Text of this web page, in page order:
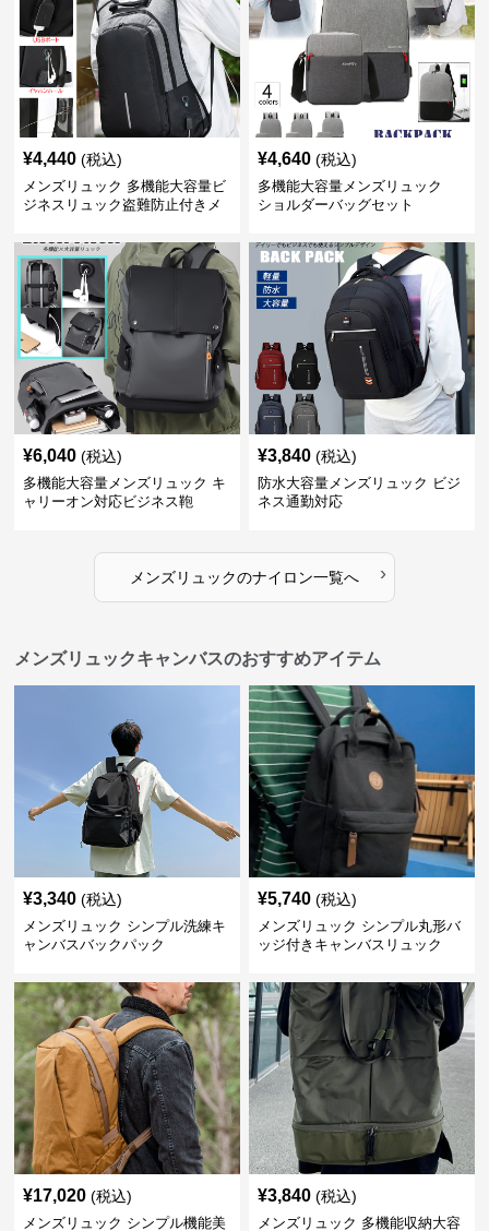
¥4,440 (税込)
メンズリュック 多機能大容量ビ
ジネスリュック盗難防止付きメ
¥4,640 (税込)
多機能大容量メンズリュック
ショルダーバッグセット
¥6,040 (税込)
多機能大容量メンズリュック キ
ャリーオン対応ビジネス鞄
¥3,840 (税込)
防水大容量メンズリュック ビジ
ネス通勤対応
メンズリュックのナイロン一覧へ ›
メンズリュックキャンバスのおすすめアイテム
¥3,340 (税込)
メンズリュック シンプル洗練キ
ャンバスバックパック
¥5,740 (税込)
メンズリュック シンプル丸形バ
ッジ付きキャンバスリュック
¥17,020 (税込)
メンズリュック シンプル機能美
¥3,840 (税込)
メンズリュック 多機能収納大容